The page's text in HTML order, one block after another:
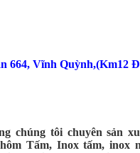
664, Vĩnh Quỳnh,(Km12
chúng tôi chuyên sản
Tấm, Inox tấm, inox